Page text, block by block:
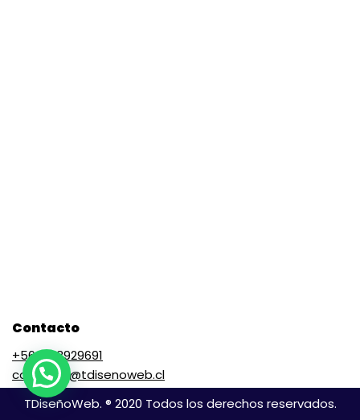
Contacto
+56 9 73929691
contacto@tdisenoweb.cl
TDiseñoWeb. ® 2020 Todos los derechos reservados.